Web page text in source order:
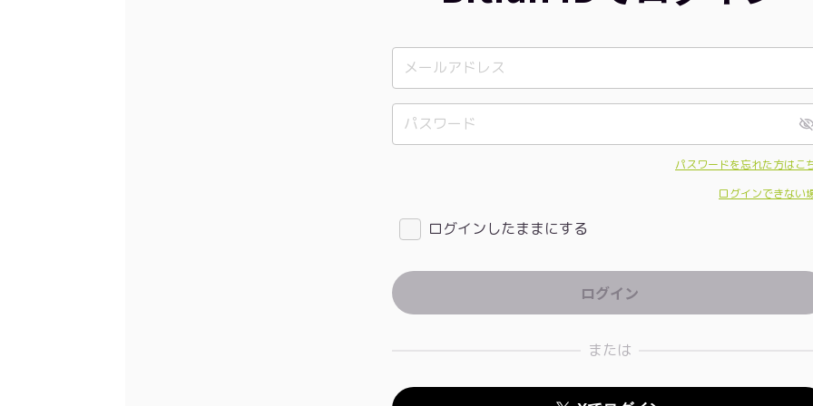
パスワードを忘れた方はこ
ログインできない
ログインしたままにする
または